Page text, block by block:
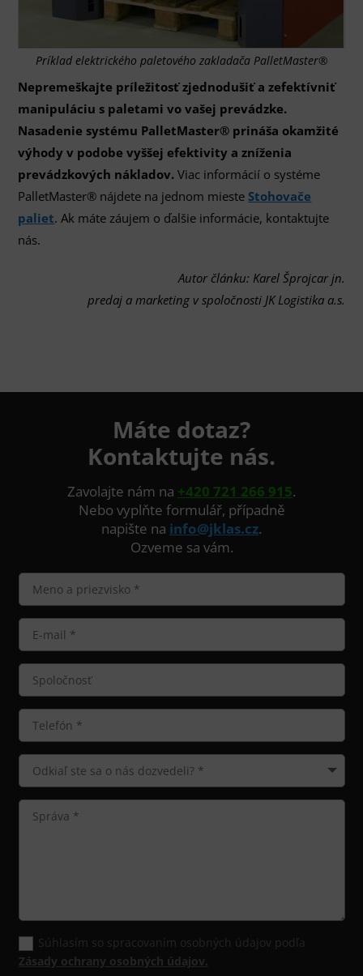
Príklad elektrického paletového zakladača PalletMaster®
Nepremeškajte príležitosť zjednodušiť a zefektívniť
manipuláciu s paletami vo vašej prevádzke.
Nasadenie systému PalletMaster® prináša okamžité
výhody v podobe vyššej efektivity a zníženia
prevádzkových nákladov. Viac informácií o systéme
PalletMaster® nájdete na jednom mieste Stohovače
paliet. Ak máte záujem o ďalšie informácie, kontaktujte
nás.
Autor článku: Karel Šprojcar jn.
predaj a marketing v spoločnosti JK Logistika a.s.
Máte dotaz?
Kontaktujte nás.
Zavolajte nám na +420 721 266 915.
Nebo vyplňte formulář, případně
napište na info@jklas.cz.
Ozveme sa vám.
Súhlasím so spracovaním osobných údajov podľa
Zásady ochrany osobných údajov.